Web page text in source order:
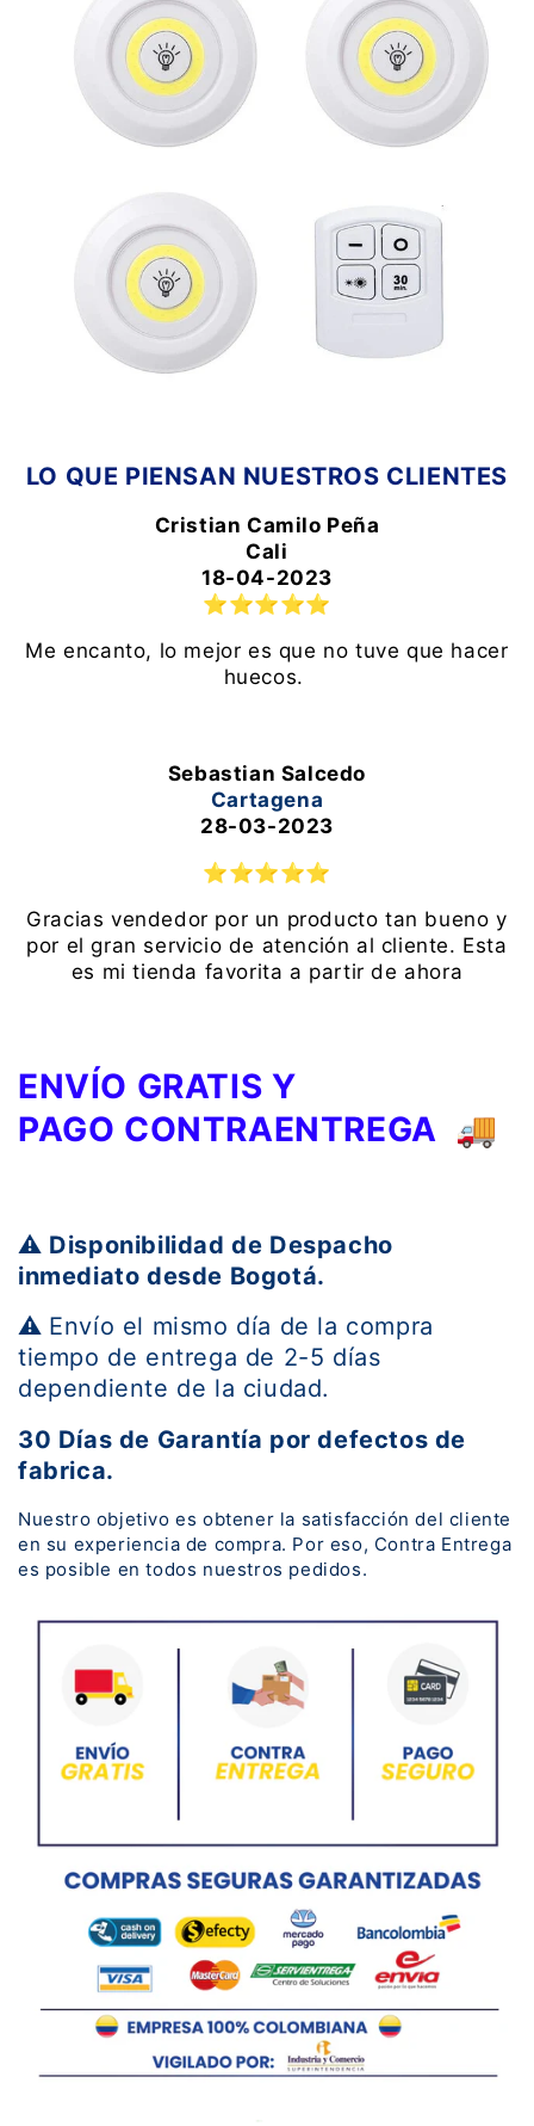
LO QUE PIENSAN NUESTROS CLIENTES
Cristian Camilo Peña
Cali
18-04-2023
⭐⭐⭐⭐⭐
Me encanto, lo mejor es que no tuve que hacer
huecos.
Sebastian Salcedo
Cartagena
28-03-2023
⭐⭐⭐⭐⭐
Gracias vendedor por un producto tan bueno y
por el gran servicio de atención al cliente. Esta
es mi tienda favorita a partir de ahora
ENVÍO GRATIS Y
PAGO CONTRAENTREGA 🚚
⚠️ Disponibilidad de Despacho
inmediato desde Bogotá.
⚠️ Envío el mismo día de la compra
tiempo de entrega de 2-5 días
dependiente de la ciudad.
30 Días de Garantía por defectos de
fabrica.
Nuestro objetivo es obtener la satisfacción del cliente
en su experiencia de compra. Por eso, Contra Entrega
es posible en todos nuestros pedidos.